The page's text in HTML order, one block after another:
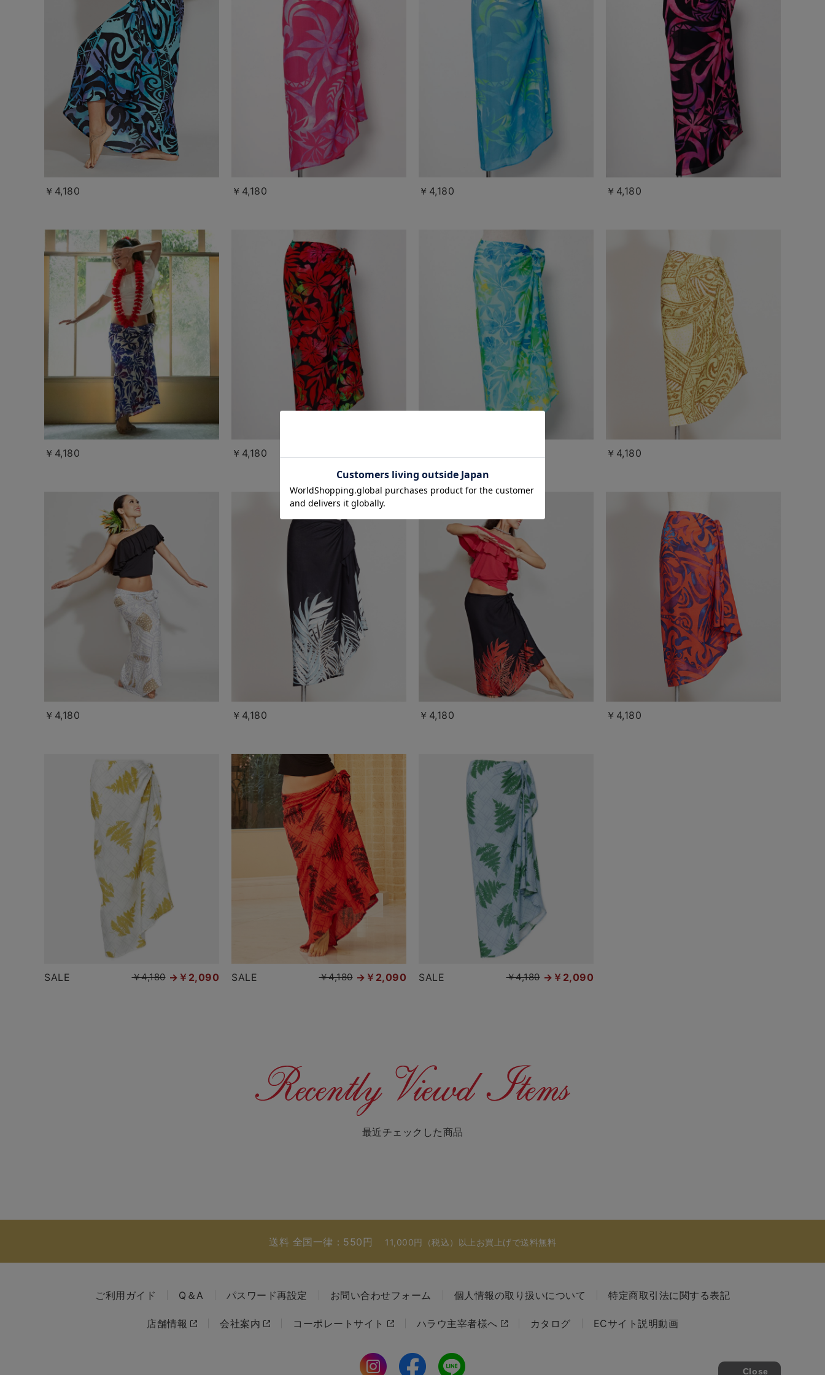
￥4,180 ￥4,180 ￥4,180 ￥4,180
￥4,180 ￥4,180 ￥4,180
￥4,180 ￥4,180 ￥4,180 ￥4,180
SALE ￥4,180 ￥2,090 SALE ￥4,180 ￥2,090 SALE ￥4,180 ￥2,090
最近チェックした商品
送料 全国一律：550円 11,000円（税込）以上お買上げで送料無料
ご利用ガイド Q＆A パスワード再設定 お問い合わせフォーム 個人情報の取り扱いについて 特定商取引法に関する表記
店舗情報 会社案内 コーポレートサイト ハラウ主宰者様へ カタログ ECサイト説明動画